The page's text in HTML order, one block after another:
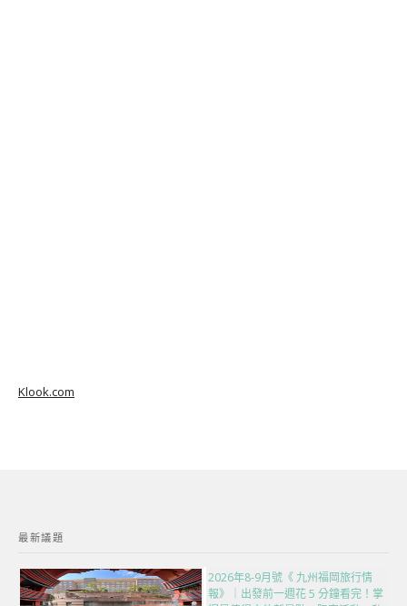
Klook.com
最新議題
2026年8-9月號《 九州福岡旅行情
報》｜出發前一週花 5 分鐘看完！掌